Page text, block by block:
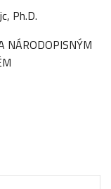
Ph.D.
NÁRODOPISNÝM